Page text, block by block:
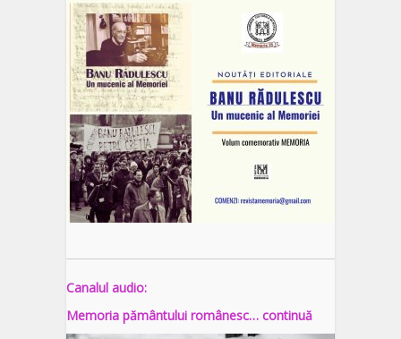
Canalul audio:
Memoria pământului românesc… continuă